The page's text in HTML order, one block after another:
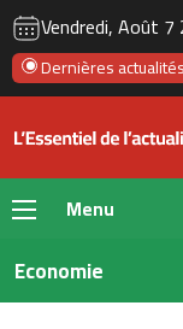
Vendredi, Août
Dernières actualités
Menu
Economie